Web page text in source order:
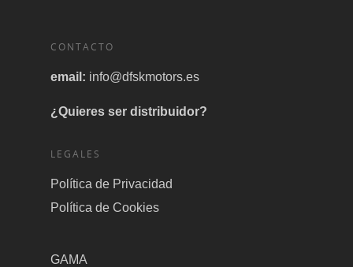
CONTACTO
email: info@dfskmotors.es
¿Quieres ser distribuidor?
LEGALES
Política de Privacidad
Política de Cookies
GAMA